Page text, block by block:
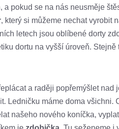
pokud se na nás neusměje
, který si můžeme nechat vyrobit
letech jsou oblíbené dorty
dortu na vyšší úroveň.
a raději popřemýšlet nad
Ledničku máme doma všichni.
našeho nového koníčka,